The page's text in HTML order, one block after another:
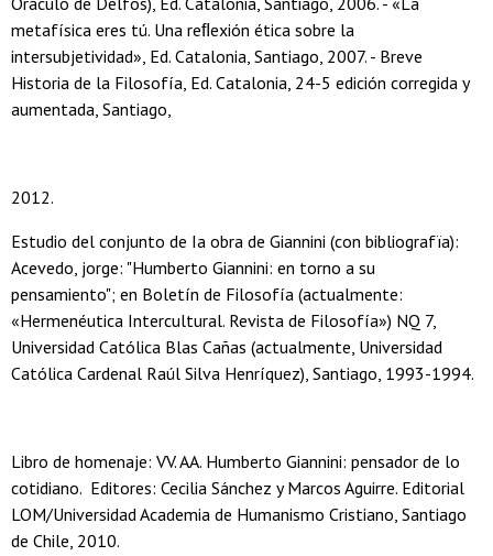
metafísica eres tú. Una reﬂexión ética sobre la
intersubjetividad», Ed. Catalonia, Santiago, 2007. - Breve
Historia de la Filosofía, Ed. Catalonia, 24-5 edición corregida y
aumentada, Santiago,
2012.
Estudio del conjunto de Ia obra de Giannini (con bibliografïa):
Acevedo, jorge: "Humberto Giannini: en torno a su
pensamiento"; en Boletín de Filosofía (actualmente:
«Hermenéutica Intercultural. Revista de Filosofía») NQ 7,
Universidad Católica Blas Cañas (actualmente, Universidad
Católica Cardenal Raúl Silva Henríquez), Santiago, 1993-1994.
Libro de homenaje: VV. AA. Humberto Giannini: pensador de lo
cotidiano. Editores: Cecilia Sánchez y Marcos Aguirre. Editorial
LOM/Universidad Academia de Humanismo Cristiano, Santiago
de Chile, 2010.